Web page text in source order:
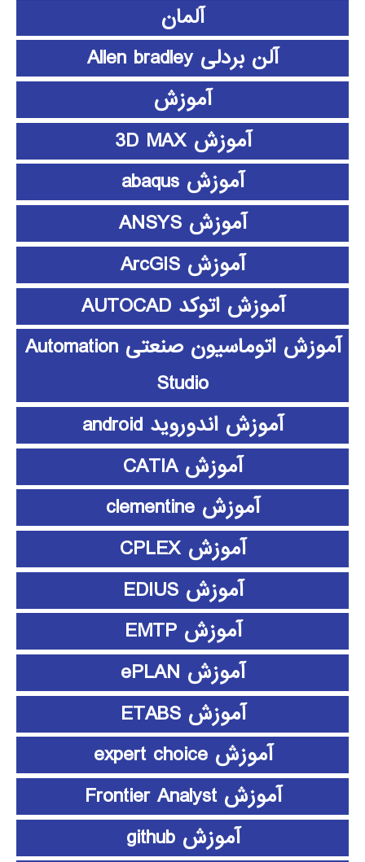
آلمان
آلن بردلی Allen bradley
آموزش
آموزش 3D MAX
آموزش abaqus
آموزش ANSYS
آموزش ArcGIS
آموزش اتوکد AUTOCAD
آموزش اتوماسیون صنعتی Automation
Studio
آموزش اندوروید android
آموزش CATIA
آموزش clementine
آموزش CPLEX
آموزش EDIUS
آموزش EMTP
آموزش ePLAN
آموزش ETABS
آموزش expert choice
آموزش Frontier Analyst
آموزش github